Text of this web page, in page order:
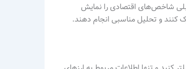
شاخص‌های اقتصادی را نمایش
کنند و تحلیل مناسبی انجام دهند.